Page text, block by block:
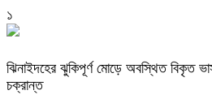
১
ঝিনাইদহের ঝুকিপূর্ণ মোড়ে অবস্থিত বিকৃত
চক্রান্ত